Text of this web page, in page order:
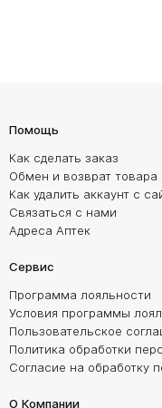
Помощь
Как сделать заказ
Обмен и возврат товара
Как удалить аккаунт с
Связаться с нами
Адреса Аптек
Сервис
Программа лояльности
Условия программы
Пользовательское
Политика обработки
Согласие на обработку
О Компании